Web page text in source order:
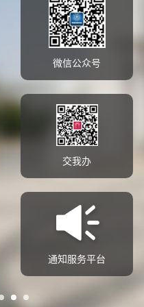
微信公众号
交我办
通知服务平台